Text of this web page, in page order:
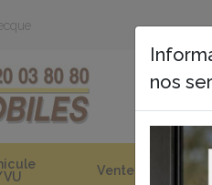
Vente
nos